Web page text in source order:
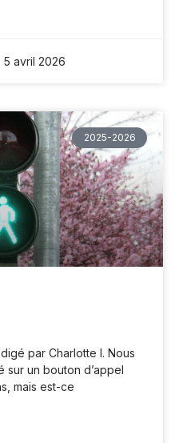
5 avril 2026
2025-2026
par Charlotte I. Nous
sur un bouton d’appel
mais est-ce